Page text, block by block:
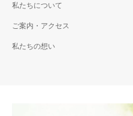
私たちについて
ご案内・アクセス
私たちの想い